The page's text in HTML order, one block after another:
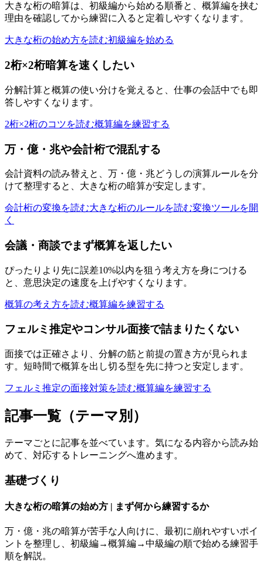
大きな桁の暗算は、初級編から始める順番と、概算編を挟む
理由を確認してから練習に入ると定着しやすくなります。
大きな桁の始め方を読む初級編を始める
2桁×2桁暗算を速くしたい
分解計算と概算の使い分けを覚えると、仕事の会話中でも即
答しやすくなります。
2桁×2桁のコツを読む概算編を練習する
万・億・兆や会計桁で混乱する
会計資料の読み替えと、万・億・兆どうしの演算ルールを分
けて整理すると、大きな桁の暗算が安定します。
会計桁の変換を読む大きな桁のルールを読む変換ツールを開
く
会議・商談でまず概算を返したい
ぴったりより先に誤差10%以内を狙う考え方を身につける
と、意思決定の速度を上げやすくなります。
概算の考え方を読む概算編を練習する
フェルミ推定やコンサル面接で詰まりたくない
面接では正確さより、分解の筋と前提の置き方が見られま
す。短時間で概算を出し切る型を先に持つと安定します。
フェルミ推定の面接対策を読む概算編を練習する
記事一覧（テーマ別）
テーマごとに記事を並べています。気になる内容から読み始
めて、対応するトレーニングへ進めます。
基礎づくり
大きな桁の暗算の始め方 | まず何から練習するか
万・億・兆の暗算が苦手な人向けに、最初に崩れやすいポイ
ントを整理し、初級編→概算編→中級編の順で始める練習手
順を解説。